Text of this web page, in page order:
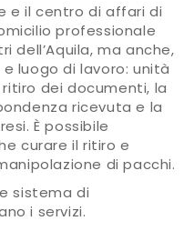
e il centro di affari di
professionale
dell’Aquila, ma anche,
luogo di lavoro: unità
dei documenti, la
ricevuta e la
È possibile
curare il ritiro e
di pacchi.
sistema di
i servizi.